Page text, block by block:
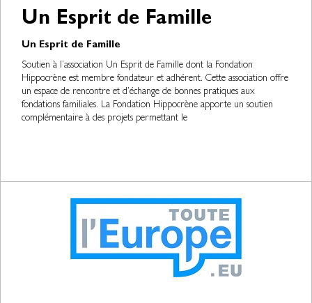
Un Esprit de Famille
Un Esprit de Famille
Soutien à l’association Un Esprit de Famille dont la Fondation
Hippocrène est membre fondateur et adhérent. Cette association offre
un espace de rencontre et d’échange de bonnes pratiques aux
fondations familiales. La Fondation Hippocrène apporte un soutien
complémentaire à des projets permettant le